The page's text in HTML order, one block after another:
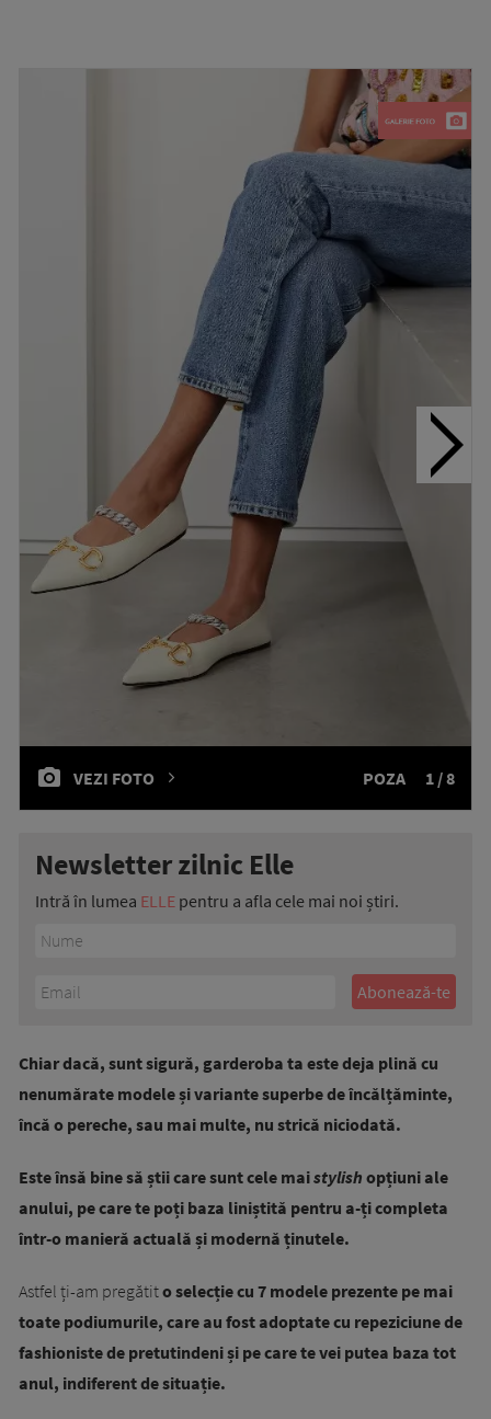
VEZI FOTO POZA 1 / 8
Newsletter zilnic Elle
Intră în lumea ELLE pentru a afla cele mai noi știri.
Chiar dacă, sunt sigură, garderoba ta este deja plină cu
nenumărate modele și variante superbe de încălțăminte,
încă o pereche, sau mai multe, nu strică niciodată.
Este însă bine să știi care sunt cele maistylish opțiuni ale
anului, pe care te poți baza liniștită pentru a-ți completa
într-o manieră actuală și modernă ținutele.
Astfel ți-am pregătito selecție cu 7 modele prezente pe mai
toate podiumurile, care au fost adoptate cu repeziciune de
fashioniste de pretutindeni și pe care te vei putea baza tot
anul, indiferent de situație.